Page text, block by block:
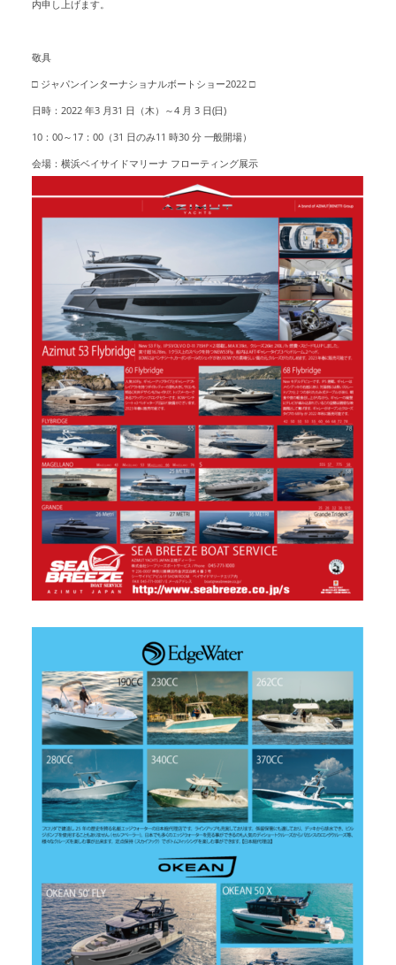
内申し上げます。
敬具
□ ジャパンインターナショナルボートショー2022 □
日時：2022 年3 月31 日（木）～4 月 3 日(日)
10：00～17：00（31 日のみ11 時30 分 一般開場）
会場：横浜ベイサイドマリーナ フローティング展示